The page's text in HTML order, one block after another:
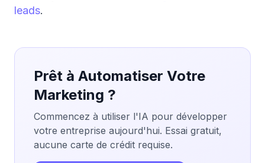
leads.
Prêt à Automatiser Votre
Marketing ?
Commencez à utiliser l'IA pour développer
votre entreprise aujourd'hui. Essai gratuit,
aucune carte de crédit requise.